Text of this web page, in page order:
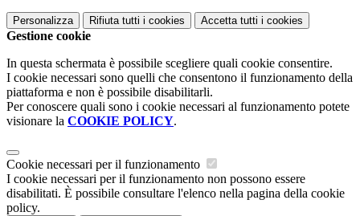
Personalizza Rifiuta tutti i cookies Accetta tutti i cookies
Gestione cookie
In questa schermata è possibile scegliere quali cookie consentire.
I cookie necessari sono quelli che consentono il funzionamento della
piattaforma e non è possibile disabilitarli.
Per conoscere quali sono i cookie necessari al funzionamento potete
visionare la COOKIE POLICY.
Cookie necessari per il funzionamento
I cookie necessari per il funzionamento non possono essere
disabilitati. È possibile consultare l'elenco nella pagina della cookie
policy.